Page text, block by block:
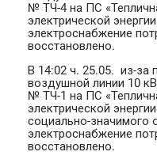
№ ТЧ-4 на ПС
электрической
электроснабжение
восстановлено.
В 14:02 ч. 25.05. из-за
воздушной линии 10
№ ТЧ-1 на ПС
электрической
социально-значимого
электроснабжение
восстановлено.